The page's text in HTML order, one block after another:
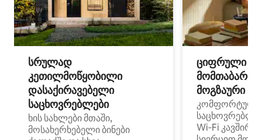
სრულად
კეთილმოწყობილი
დასაქირავებელი
საცხოვრებლები
ხის სახლები მთაში,
მოსახერხებელი ბინები
ციფრული
მოგზაური
კომფორტული
Wi‑Fi